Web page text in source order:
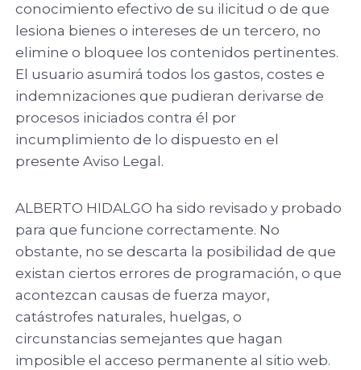
conocimiento efectivo de su ilicitud o de que
lesiona bienes o intereses de un tercero, no
elimine o bloquee los contenidos pertinentes.
El usuario asumirá todos los gastos, costes e
indemnizaciones que pudieran derivarse de
procesos iniciados contra él por
incumplimiento de lo dispuesto en el
presente Aviso Legal.
ALBERTO HIDALGO ha sido revisado y probado
para que funcione correctamente. No
obstante, no se descarta la posibilidad de que
existan ciertos errores de programación, o que
acontezcan causas de fuerza mayor,
catástrofes naturales, huelgas, o
circunstancias semejantes que hagan
imposible el acceso permanente al sitio web.